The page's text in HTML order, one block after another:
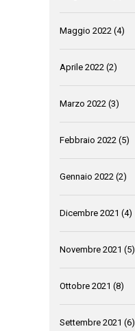
Maggio 2022 (4)
Aprile 2022 (2)
Marzo 2022 (3)
Febbraio 2022 (5)
Gennaio 2022 (2)
Dicembre 2021 (4)
Novembre 2021 (5)
Ottobre 2021 (8)
Settembre 2021 (6)